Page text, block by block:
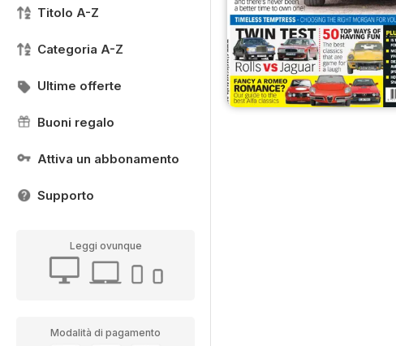
Titolo A-Z
Categoria A-Z
Ultime offerte
Buoni regalo
Attiva un abbonamento
Supporto
Leggi ovunque
Modalità di pagamento